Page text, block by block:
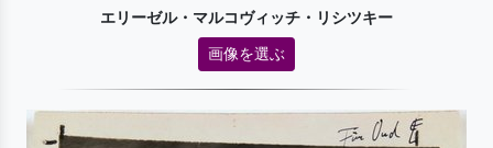
エリーゼル・マルコヴィッチ・リシツキー
画像を選ぶ